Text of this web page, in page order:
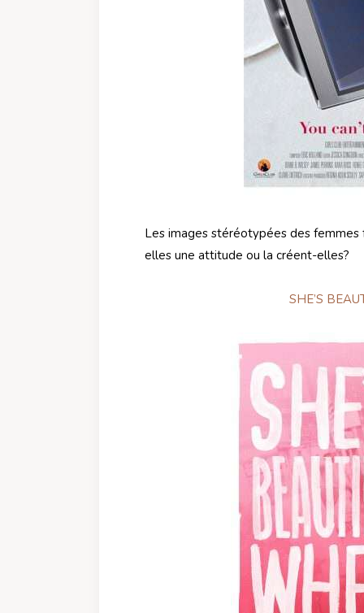
Les images stéréotypées des
elles une attitude ou la créent-elles?
SHE’S